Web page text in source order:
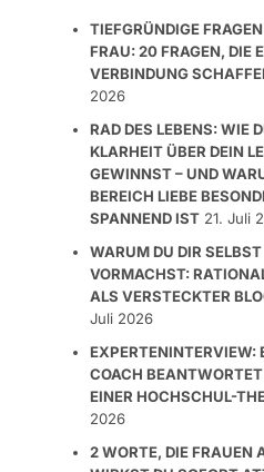
TIEFGRÜNDIGE
FRAU: 20 FRAGEN, DIE
VERBINDUNG
2026
RAD DES LEBENS: WIE
KLARHEIT ÜBER DEIN
GEWINNST – UND
BEREICH LIEBE
SPANNEND IST 21. Juli
WARUM DU DIR
VORMACHST:
ALS VERSTECKTER
Juli 2026
EXPERTENINTERVIEW:
COACH BEANTWORTET
EINER HOCHSCHUL-
2026
2 WORTE, DIE FRAUEN